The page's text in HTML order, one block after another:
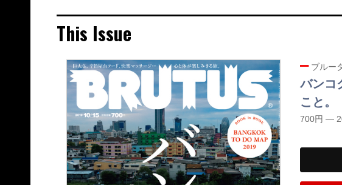
This Issue
ブルー
バンコ
こと。
700円 —